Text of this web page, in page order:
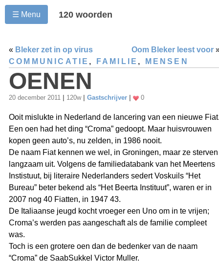
☰ Menu 120 woorden
« Bleker zet in op virus Oom Bleker leest voor
COMMUNICATIE , FAMILIE , MENSEN
OENEN
20 december 2011 120w Gastschrijver 0
Ooit mislukte in Nederland de lancering van een nieuwe
Een oen had het ding “Croma” gedoopt. Maar huisvrouwen
kopen geen auto’s, nu zelden, in 1986 nooit.
De naam Fiat kennen we wel, in Groningen, maar ze sterven
langzaam uit. Volgens de familiedatabank van het Meertens
Instistuut, bij literaire Nederlanders sedert Voskuils “Het
Bureau” beter bekend als “Het Beerta Instituut”, waren er in
2007 nog 40 Fiatten, in 1947 43.
De Italiaanse jeugd kocht vroeger een Uno om in te vrijen;
Croma’s werden pas aangeschaft als de familie compleet
was.
Toch is een grotere oen dan de bedenker van de naam
“Croma” de SaabSukkel Victor Muller.